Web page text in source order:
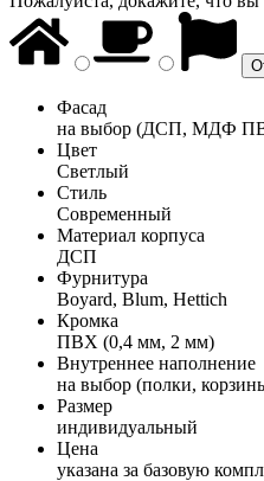
Фасад
на выбор (ДСП, МДФ
Цвет
Светлый
Стиль
Современный
Материал корпуса
ДСП
Фурнитура
Boyard, Blum, Hettich
Кромка
ПВХ (0,4 мм, 2 мм)
Внутреннее наполнение
на выбор (полки,
Размер
индивидуальный
Цена
указана за базовую